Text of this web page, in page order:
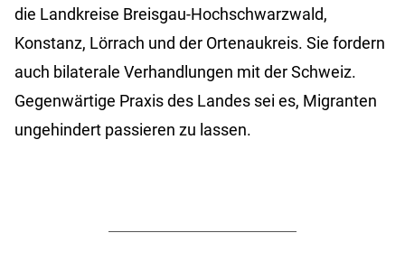
die Landkreise Breisgau-Hochschwarzwald,
Konstanz, Lörrach und der Ortenaukreis. Sie fordern
auch bilaterale Verhandlungen mit der Schweiz.
Gegenwärtige Praxis des Landes sei es, Migranten
ungehindert passieren zu lassen.